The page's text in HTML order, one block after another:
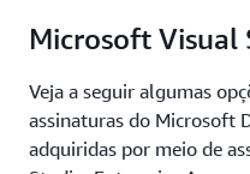
Microsoft Visual
Veja a seguir algumas
assinaturas do Microsoft
adquiridas por meio de